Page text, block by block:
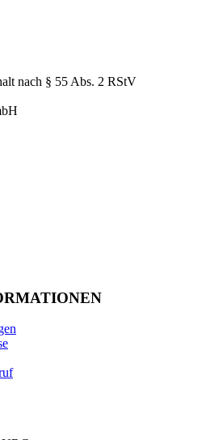
nach § 55 Abs. 2 RStV